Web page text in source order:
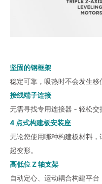
坚固的钢框架
稳定可靠，吸热时不会发生
接线端子连接
无需寻找专用连接器 - 轻松交
4 点式构建板安装座
无论您使用哪种构建板材料
起变形。
高低位 Z 轴支架
自动定心、运动耦合构建平